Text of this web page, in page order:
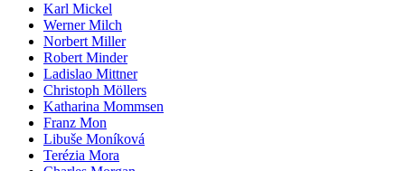
Karl Mickel
Werner Milch
Norbert Miller
Robert Minder
Ladislao Mittner
Christoph Möllers
Katharina Mommsen
Franz Mon
Libuše Moníková
Terézia Mora